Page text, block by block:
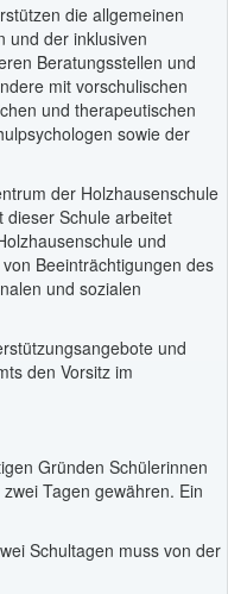
die allgemeinen
und der inklusiven
Beratungsstellen und
mit vorschulischen
und therapeutischen
sowie der
der Holzhausenschule
dieser Schule arbeitet
und
Beeinträchtigungen des
und sozialen
und
den Vorsitz im
Gründen Schülerinnen
Tagen gewähren. Ein
Schultagen muss von der